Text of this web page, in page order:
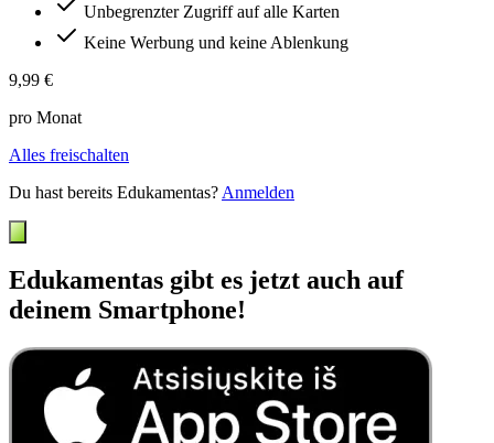
Unbegrenzter Zugriff auf alle Karten
Keine Werbung und keine Ablenkung
9,99 €
pro Monat
Alles freischalten
Du hast bereits Edukamentas? Anmelden
Edukamentas gibt es jetzt auch auf
deinem Smartphone!